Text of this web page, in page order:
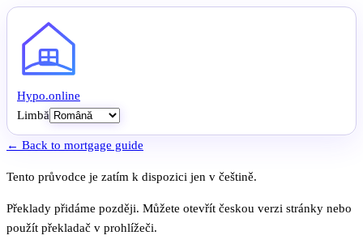
Hypo.online
Limbă
← Back to mortgage guide
Tento průvodce je zatím k dispozici jen v češtině.
Překlady přidáme později. Můžete otevřít českou verzi stránky nebo
použít překladač v prohlížeči.